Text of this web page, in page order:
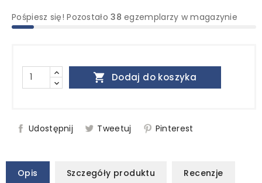
Pośpiesz się! Pozostało38egzemplarzy w magazynie
 Dodaj do koszyka
Udostępnij Tweetuj Pinterest
Opis Szczegóły produktu Recenzje